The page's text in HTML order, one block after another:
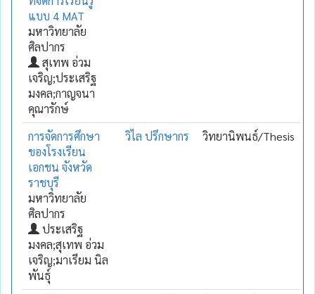
แบบ 4 MAT
มหาวิทยาลัย
ศิลปากร
สุเทพ อ่วม
เจริญ;ประเสริฐ
มงคล;กาญจนา
คุณารักษ์
การจัดการศึกษา
ของโรงเรียน
เอกชน จังหวัด
ราชบุรี
มหาวิทยาลัย
ศิลปากร
ประเสริฐ
มงคล;สุเทพ อ่วม
เจริญ;มาเรียม นิล
พันธุ์
วิไล ปรึกษากร วิทยานิพนธ์/Thesis